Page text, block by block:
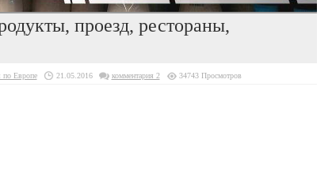
проезд, рестораны,
по Европе 21.05.2016 комментария 2 34743 Просмотров